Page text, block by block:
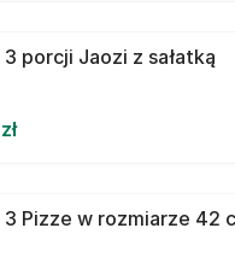
porcji Jaozi z sałatką
Pizze w rozmiarze 42